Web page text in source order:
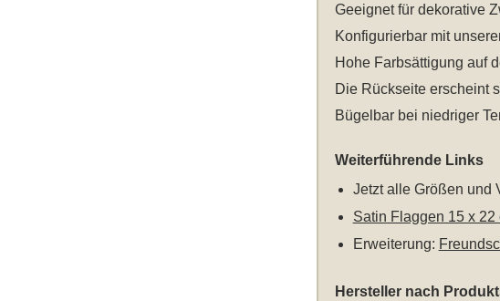
Geeignet für dekorative
Konfigurierbar mit
Hohe Farbsättigung auf
Die Rückseite erscheint
Bügelbar bei niedriger
Weiterführende Links
Jetzt alle Größen und
Satin Flaggen 15 x 22
Erweiterung:
Hersteller nach